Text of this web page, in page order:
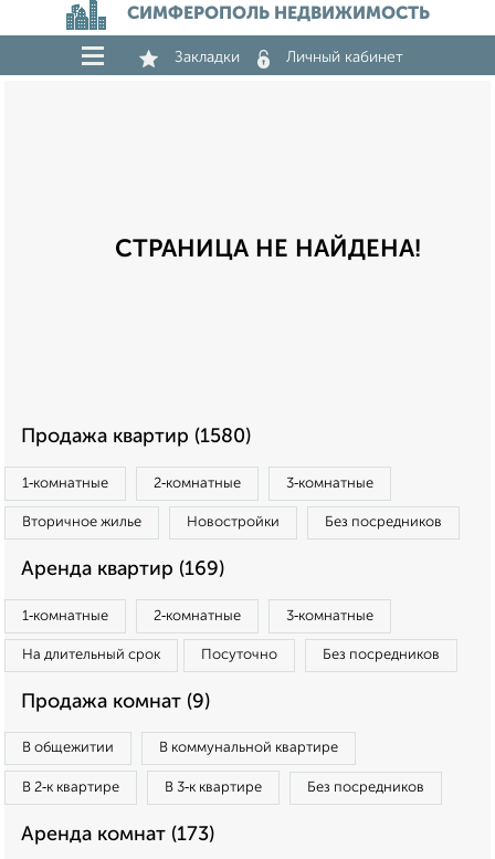
СИМФЕРОПОЛЬ НЕДВИЖИМОСТЬ
Закладки Личный кабинет
СТРАНИЦА НЕ НАЙДЕНА!
Продажа квартир (1580)
1‑комнатные 2‑комнатные 3‑комнатные
Вторичное жилье Новостройки Без посредников
Аренда квартир (169)
1‑комнатные 2‑комнатные 3‑комнатные
На длительный срок Посуточно Без посредников
Продажа комнат (9)
В общежитии В коммунальной квартире
В 2‑к квартире В 3‑к квартире Без посредников
Аренда комнат (173)